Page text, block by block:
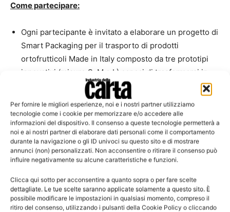
Per fornire le migliori esperienze, noi e i nostri partner utilizziamo
tecnologie come i cookie per memorizzare e/o accedere alle
informazioni del dispositivo. Il consenso a queste tecnologie permetterà a
noi e ai nostri partner di elaborare dati personali come il comportamento
durante la navigazione o gli ID univoci su questo sito e di mostrare
annunci (non) personalizzati. Non acconsentire o ritirare il consenso può
influire negativamente su alcune caratteristiche e funzioni.
Clicca qui sotto per acconsentire a quanto sopra o per fare scelte
dettagliate. Le tue scelte saranno applicate solamente a questo sito. È
possibile modificare le impostazioni in qualsiasi momento, compreso il
ritiro del consenso, utilizzando i pulsanti della Cookie Policy o cliccando
Come partecipare:
Ogni partecipante è invitato a elaborare un progetto di
Smart Packaging per il trasporto di prodotti
ortofrutticoli Made in Italy composto da tre prototipi
innovativi (misure S, M e L) capaci di trasformarsi in
tre differenti oggetti d’uso quotidiano.
Per ogni prototipo devono essere specificati: il
prodotto ortofrutticolo DOP o IGP, le cromie, le
grafiche e le istruzioni d’uso per la conversione
dell’involucro in oggetto di design d’uso quotidiano
tramite azioni di (ri)taglio, piega e/o incastro del
Sono ammessi progetti fino a un massimo di 4 autori
per gruppo;